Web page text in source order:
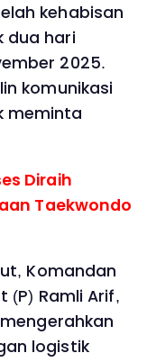
kehabisan
dua hari
2025.
komunikasi
meminta
Diraih
Taekwondo
Komandan
(P) Ramli Arif,
logistik